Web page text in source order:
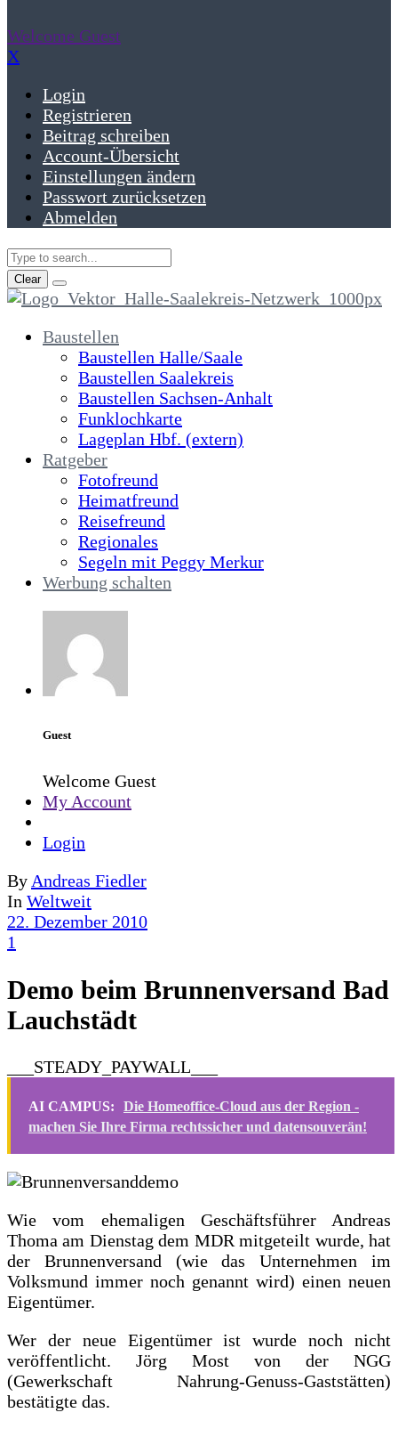
Welcome Guest
X
Login
Registrieren
Beitrag schreiben
Account-Übersicht
Einstellungen ändern
Passwort zurücksetzen
Abmelden
Clear
Baustellen
Baustellen Halle/Saale
Baustellen Saalekreis
Baustellen Sachsen-Anhalt
Funklochkarte
Lageplan Hbf. (extern)
Ratgeber
Fotofreund
Heimatfreund
Reisefreund
Regionales
Segeln mit Peggy Merkur
Werbung schalten
Guest
Welcome Guest
My Account
Login
By Andreas Fiedler
In Weltweit
22. Dezember 2010
1
Demo beim Brunnenversand Bad
Lauchstädt
___STEADY_PAYWALL___
AI CAMPUS:
Die Homeoffice-Cloud aus der Region -
machen Sie Ihre Firma rechtssicher und datensouverän!
Wie vom ehemaligen Geschäftsführer Andreas
Thoma am Dienstag dem MDR mitgeteilt wurde, hat
der Brunnenversand (wie das Unternehmen im
Volksmund immer noch genannt wird) einen neuen
Eigentümer.
Wer der neue Eigentümer ist wurde noch nicht
veröffentlicht. Jörg Most von der NGG
(Gewerkschaft Nahrung-Genuss-Gaststätten)
bestätigte das.